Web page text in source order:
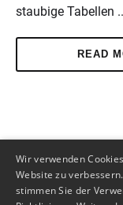
staubige Tabellen
READ
Wir verwenden
Website zu
stimmen Sie der